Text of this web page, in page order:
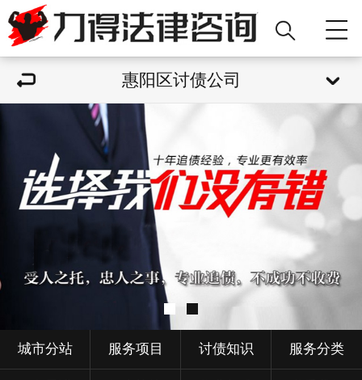
惠阳区讨债公司
城市分站 服务项目 讨债知识 服务分类